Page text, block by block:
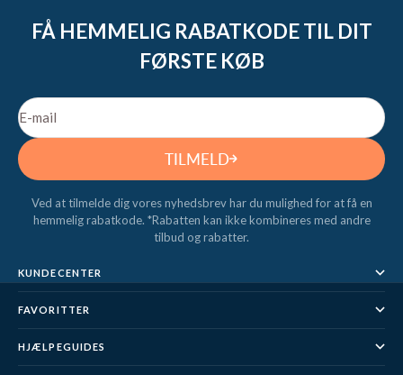
FÅ HEMMELIG RABATKODE TIL DIT
FØRSTE KØB
E-mail
TILMELD
Ved at tilmelde dig vores nyhedsbrev har du mulighed for at få en
hemmelig rabatkode. *Rabatten kan ikke kombineres med andre
tilbud og rabatter.
KUNDECENTER
FAVORITTER
HJÆLPEGUIDES